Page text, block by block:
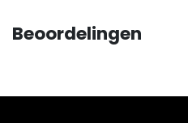
Beoordelingen